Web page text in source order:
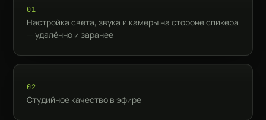
01
Настройка света, звука и камеры на стороне спикера
— удалённо и заранее
02
Студийное качество в эфире